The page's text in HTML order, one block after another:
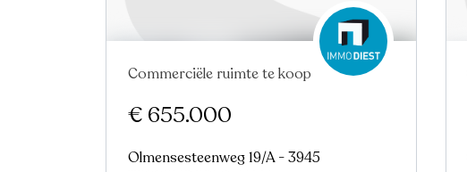
Virtual tour
Commerciële ruimte te koop
€ 655.000
Olmensesteenweg 19/A - 3945